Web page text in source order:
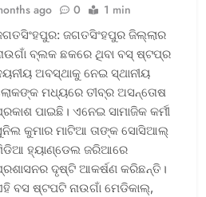
ago
0 1 min
ଜଗତସିଂହପୁର ଜିଲ୍ଲାର
ବ୍ଲକ ଛକରେ ଥିବା ବସ୍‌ ଷ୍ଟପ୍‌ର
ଅବସ୍ଥାକୁ ନେଇ ସ୍ଥାନୀୟ
ମଧ୍ୟରେ ତୀବ୍ର ଅସନ୍ତୋଷ
ପାଇଛି। ଏନେଇ ସାମାଜିକ କର୍ମୀ
କୁମାର ମାଟିଆ ତାଙ୍କ ସୋସିଆଲ୍‌
ହ୍ୟାଣ୍ଡେଲ ଜରିଆରେ
ଦୃଷ୍ଟି ଆକର୍ଷଣ କରିଛନ୍ତି।
ବସ ଷ୍ଟପଟି ନାଉଗାଁ ମେଡିକାଲ୍‌,